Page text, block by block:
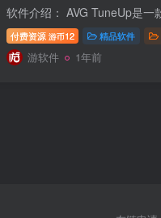
付费资源 游币12 精品软件
游软件 1年前